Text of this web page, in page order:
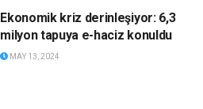
Ekonomik kriz derinleşiyor: 6,3
milyon tapuya e-haciz konuldu
MAY 13, 2024